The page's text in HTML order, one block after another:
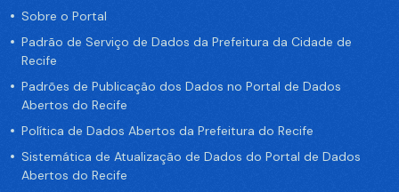
Sobre o Portal
Padrão de Serviço de Dados da Prefeitura da Cidade de
Recife
Padrões de Publicação dos Dados no Portal de Dados
Abertos do Recife
Política de Dados Abertos da Prefeitura do Recife
Sistemática de Atualização de Dados do Portal de Dados
Abertos do Recife